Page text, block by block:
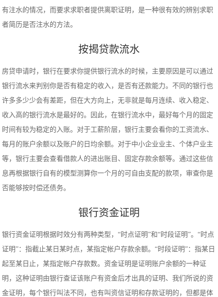
有注水的情况，而要求求职者提供离职证明，是一种很有效的辨别求职
者简历是否注水的方法。
按揭贷款流水
房贷申请时，银行在要求你提供银行流水的时候，主要原因是可以通过
银行流水来判别你是否有稳定的收入，是否有还款能力。不同的银行也
许多多少少会有差距，但在大方向上，无非就是每月连续、收入稳定、
收入高的银行流水是最好的。因此，在银行流水中，最好每个月的固定
时间有较为稳定的入账。对于工薪阶层，银行主要会看你的工资流水、
每月的账户余额以及账户的日均余额。对于中小企业业主、个体户业主
等，银行主要会查看借款人的进出账目、固定存款余额等。通过这些信
息再根据银行自有的模型测算你一个月的可自由支配的款项，审查你是
否能够按时偿还债务。
银行资金证明
银行资金证明根据时效分有两种类型，“时点证明”和“时段证明”。“时点
证明”：指截止某日某时点，某指定帐户存款余额。“时段证明”：指某日
起至某日止，某指定帐户存款数。资金证明是证明账户余额的一种证
明，这种证明由银行查证该账户有资金后才出具的证明、我们所说的资
金证明，每个银行叫法不同，也有叫资信证明和存款证明的，但都是体